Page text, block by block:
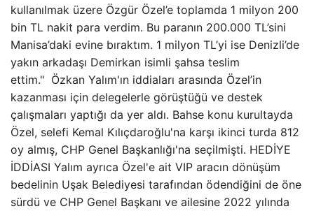
kullanılmak üzere Özgür Özel’e toplamda 1 milyon 200
bin TL nakit para verdim. Bu paranın 200.000 TL’sini
Manisa’daki evine bıraktım. 1 milyon TL’yi ise Denizli’de
yakın arkadaşı Demirkan isimli şahsa teslim
ettim." Özkan Yalım'ın iddiaları arasında Özel’in
kazanması için delegelerle görüştüğü ve destek
çalışmaları yaptığı da yer aldı. Bahse konu kurultayda
Özel, selefi Kemal Kılıçdaroğlu'na karşı ikinci turda 812
oy almış, CHP Genel Başkanlığı'na seçilmişti. HEDİYE
İDDİASI Yalım ayrıca Özel'e ait VIP aracın dönüşüm
bedelinin Uşak Belediyesi tarafından ödendiğini de öne
sürdü ve CHP Genel Başkanı ve ailesine 2022 yılında